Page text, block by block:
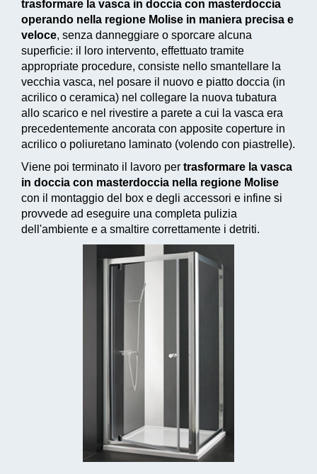
trasformare la vasca in doccia con masterdoccia
operando nella regione Molise in maniera precisa e
veloce, senza danneggiare o sporcare alcuna
superficie: il loro intervento, effettuato tramite
appropriate procedure, consiste nello smantellare la
vecchia vasca, nel posare il nuovo e piatto doccia (in
acrilico o ceramica) nel collegare la nuova tubatura
allo scarico e nel rivestire a parete a cui la vasca era
precedentemente ancorata con apposite coperture in
acrilico o poliuretano laminato (volendo con piastrelle).
Viene poi terminato il lavoro per trasformare la vasca
in doccia con masterdoccia nella regione Molise
con il montaggio del box e degli accessori e infine si
provvede ad eseguire una completa pulizia
dell'ambiente e a smaltire correttamente i detriti.